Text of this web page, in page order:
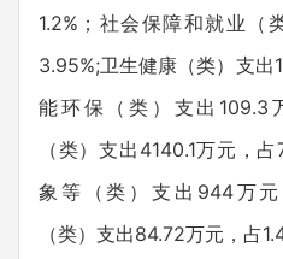
1.2%；社会保障和就业（
3.95%;卫生健康（类）支出
能环保（类）支出109.3
（类）支出4140.1万元，
象等（类）支出944万元
（类）支出84.72万元，占